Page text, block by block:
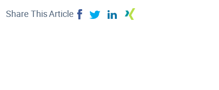
Share This Article